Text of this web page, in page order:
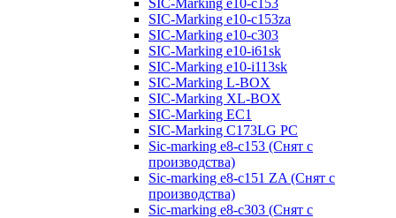
SIC-Marking e10-c153
SIC-Marking e10-c153za
SIC-Marking e10-c303
SIC-Marking e10-i61sk
SIC-Marking e10-i113sk
SIC-Marking L-BOX
SIC-Marking XL-BOX
SIC-Marking EC1
SIC-Marking C173LG PC
Sic-marking e8-c153 (Снят с
производства)
Sic-marking e8-c151 ZA (Снят с
производства)
Sic-marking e8-c303 (Снят с